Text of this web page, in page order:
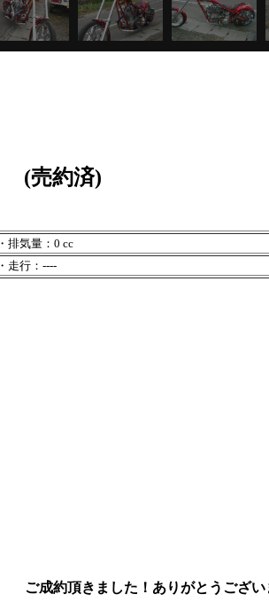
(売約済)
・排気量：0 cc
・走行：----
ご成約頂きました！ありがとうござい